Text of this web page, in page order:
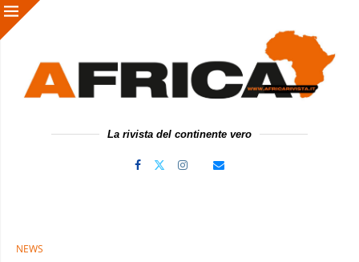
La rivista del continente vero
NEWS